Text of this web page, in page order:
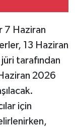
7 Haziran
13 Haziran
tarafından
2026
için